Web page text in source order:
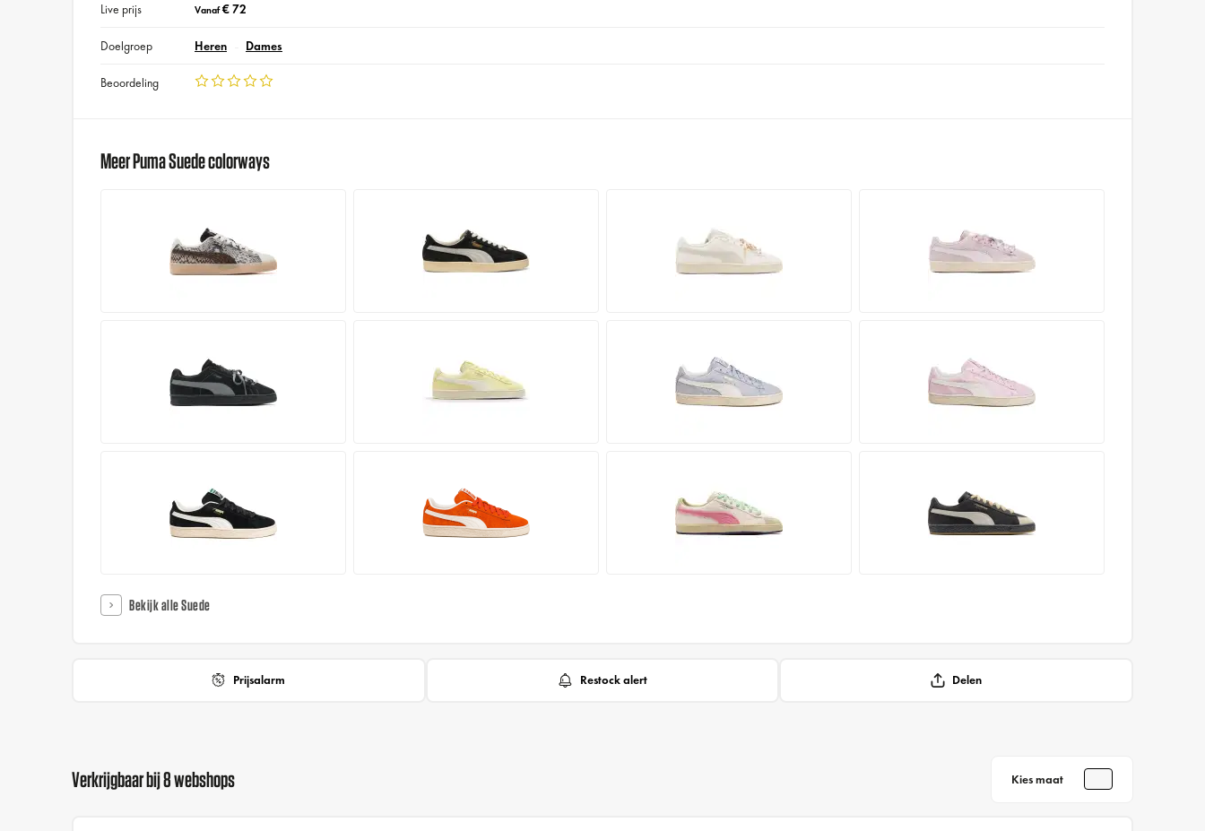
Live prijs Vanaf€ 72
Doelgroep Heren Dames
Beoordeling
Meer Puma Suede colorways
Bekijk alle Suede
Prijsalarm Restock alert Delen
Verkrijgbaar bij 8 webshops Kies maat